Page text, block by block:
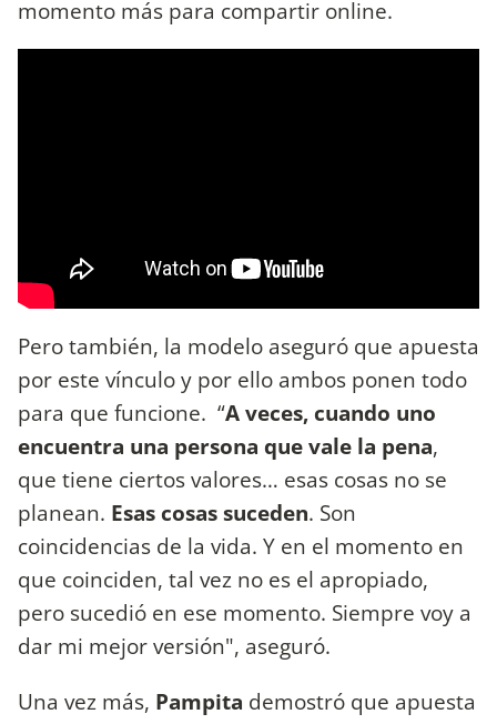
momento más para compartir online.
Pero también, la modelo aseguró que apuesta
por este vínculo y por ello ambos ponen todo
para que funcione. “A veces, cuando uno
encuentra una persona que vale la pena,
que tiene ciertos valores… esas cosas no se
planean. Esas cosas suceden. Son
coincidencias de la vida. Y en el momento en
que coinciden, tal vez no es el apropiado,
pero sucedió en ese momento. Siempre voy a
dar mi mejor versión", aseguró.
Una vez más, Pampita demostró que apuesta